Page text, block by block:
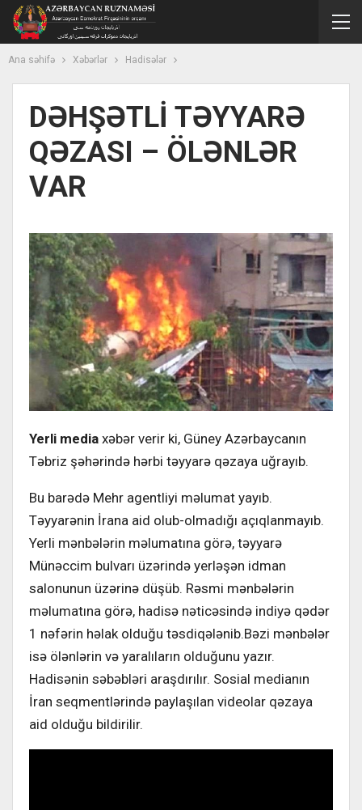
Ana səhifə Xəbərlər Hadisələr
DƏHŞƏTLİ TƏYYARƏ
QƏZASI – ÖLƏNLƏR
VAR
Yerli media xəbər verir ki, Güney Azərbaycanın
Təbriz şəhərində hərbi təyyarə qəzaya uğrayıb.
Bu barədə Mehr agentliyi məlumat yayıb.
Təyyarənin İrana aid olub-olmadığı açıqlanmayıb.
Yerli mənbələrin məlumatına görə, təyyarə
Münəccim bulvarı üzərində yerləşən idman
salonunun üzərinə düşüb. Rəsmi mənbələrin
məlumatına görə, hadisə nəticəsində indiyə qədər
1 nəfərin həlak olduğu təsdiqələnib.Bəzi mənbələr
isə ölənlərin və yaralıların olduğunu yazır.
Hadisənin səbəbləri araşdırılır. Sosial medianın
İran seqmentlərində paylaşılan videolar qəzaya
aid olduğu bildirilir.